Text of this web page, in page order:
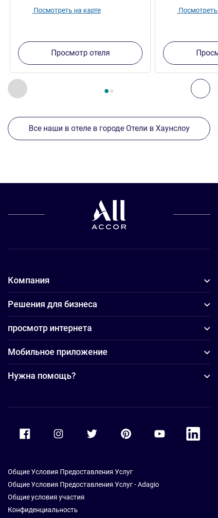
Назад - Другие отели поблизости
Страница , Другие отели поблизости 1 :, Другие
Посмотреть на карте
Просмотр отеля
Посмотреть
Все наши в отеле в городе Отели в Хаунслоу
Компания
Решения для бизнеса
просмотр интернета
Мобильное приложение
Нужна помощь?
Accor Youtube
Accor
Общие Условия Предоставления Услуг
Общие Условия Предоставления Услуг - Adagio
Общие условия участия
Конфиденциальность